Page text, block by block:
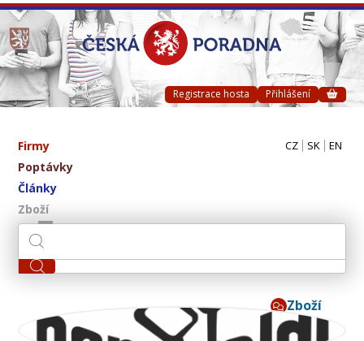
Registrace hosta Přihlášení
Firmy
Poptávky
Články
Zboží
CZ SK EN
Zboží
Baruffaldi